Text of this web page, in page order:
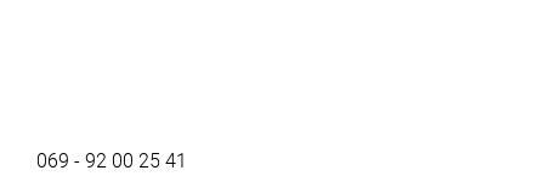
069 - 92 00 25 41